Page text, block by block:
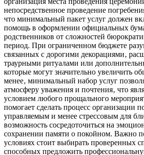
непосредственное проведение
что минимальный пакет услуг должен
помощь в оформлении официальных
родственников от сложностей
период. При ограниченном бюджете
связанных с дорогими декорациями‚
траурными ритуалами или
которые могут значительно увеличить
менее‚ минимальный набор услуг
атмосферу уважения и почтения‚ что
условием любого прощального
помогает сделать процесс организации
управляемым и менее стрессовым для
возможность сосредоточиться на
сохранении памяти о покойном. Важно
условиях стоит выбирать проверенных
способных предложить